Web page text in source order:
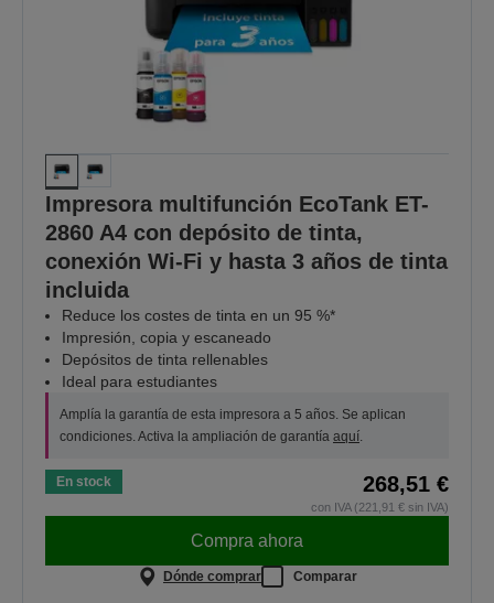
Impresora multifunción EcoTank ET-
2860 A4 con depósito de tinta,
conexión Wi-Fi y hasta 3 años de tinta
incluida
Reduce los costes de tinta en un 95 %*
Impresión, copia y escaneado
Depósitos de tinta rellenables
Ideal para estudiantes
Amplía la garantía de esta impresora a 5 años. Se aplican
condiciones. Activa la ampliación de garantía aquí.
En stock 268,51 €
con IVA (221,91 € sin IVA)
Compra ahora
Dónde comprar Comparar